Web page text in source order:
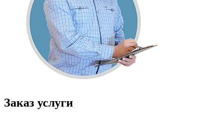
Заказ услуги